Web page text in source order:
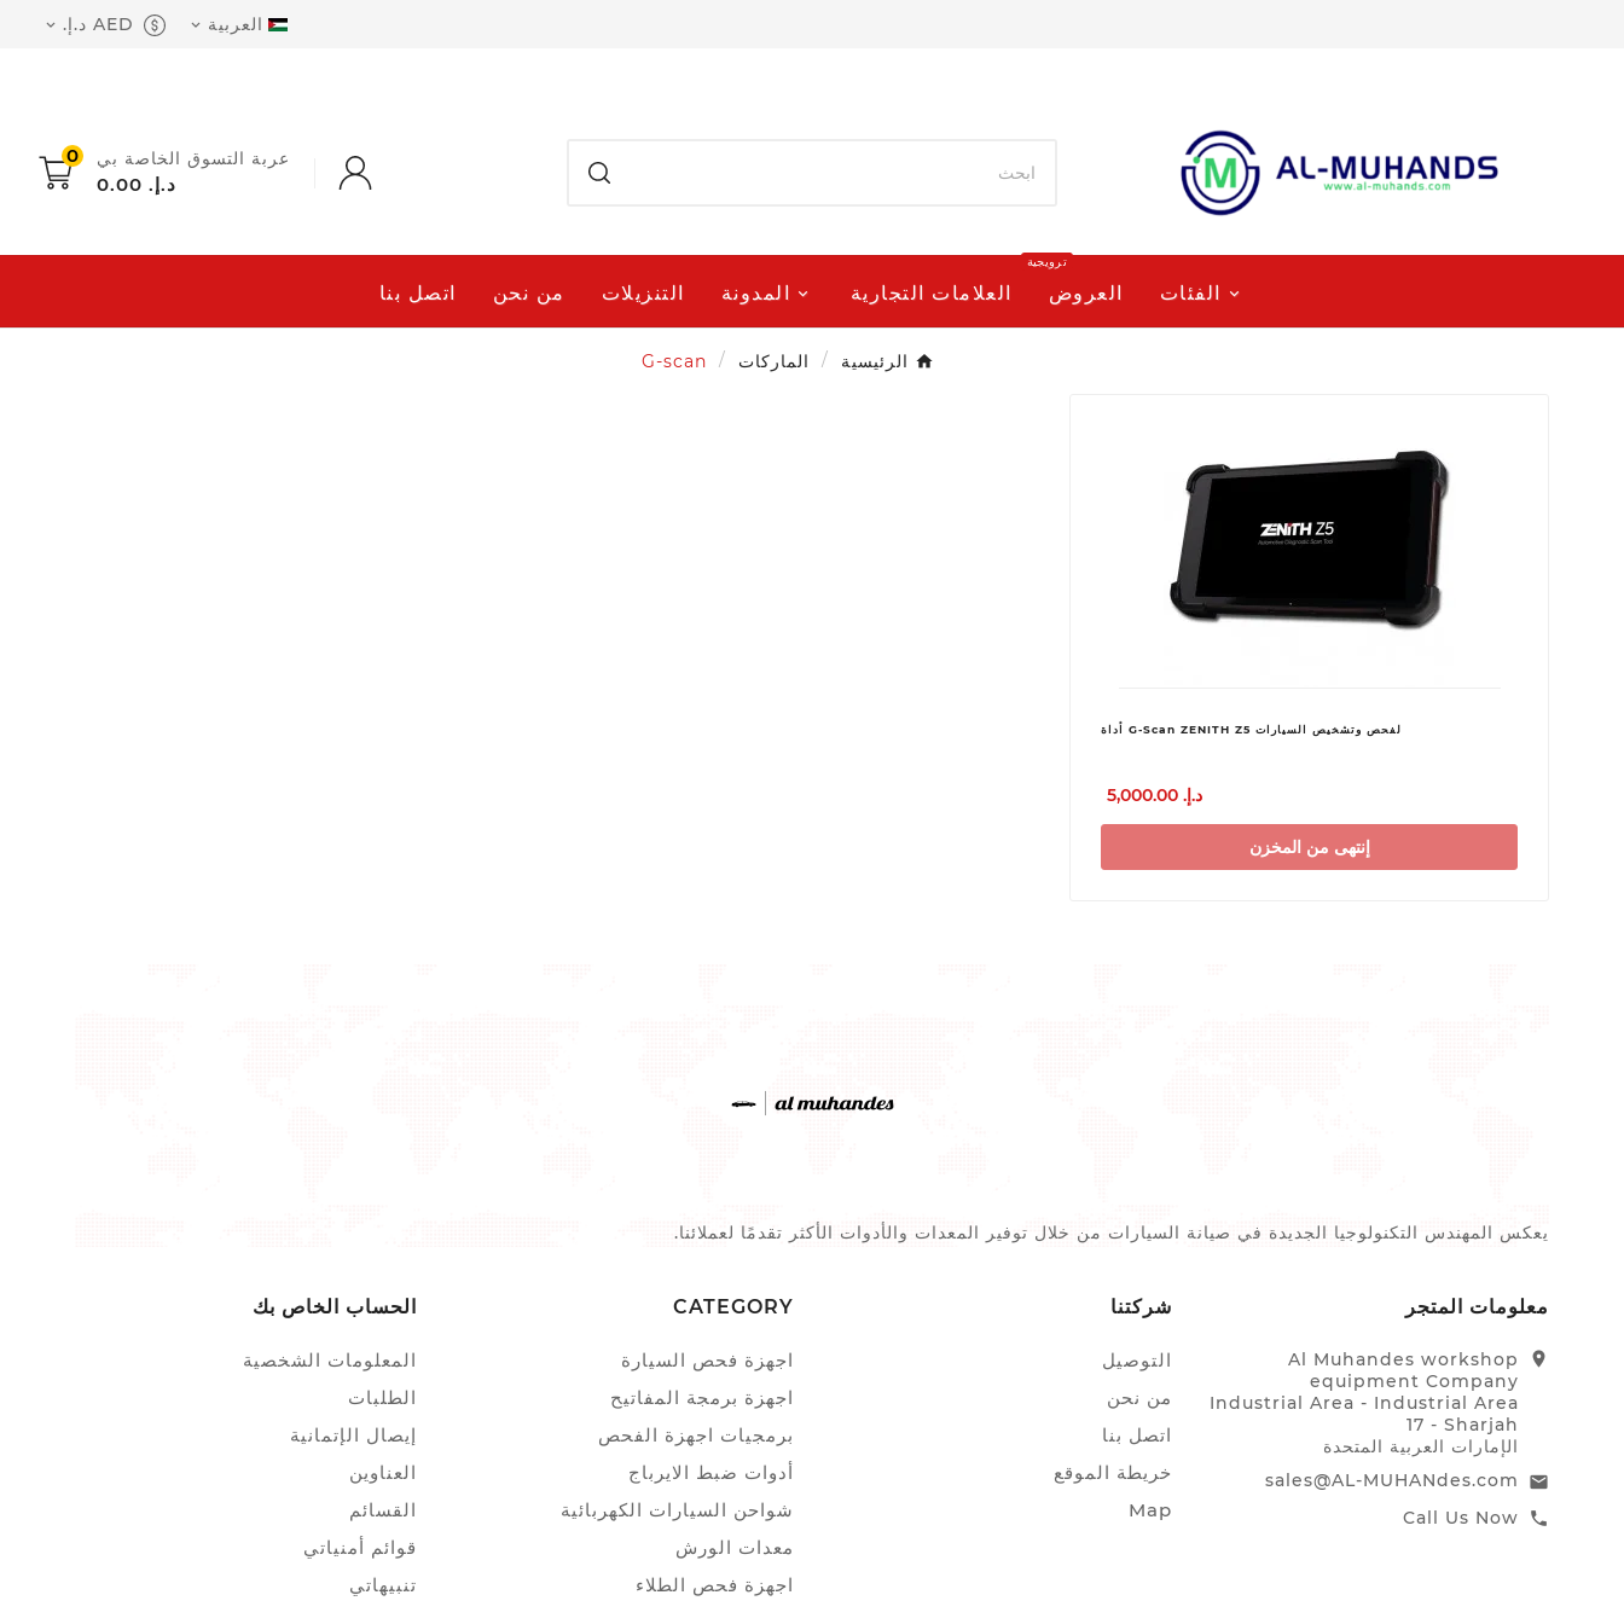
‫العربية  AED د.إ.‏ 
0 عربة التسوق الخاصة بي
0.00 د.إ.‏
الفئات العروض
ترويجية
العلامات التجارية المدونة التنزيلات من نحن اتصل بنا
الرئيسية الماركات G-scan
أداة G-Scan ZENITH Z5 لفحص وتشخيص السيارات
5,000.00 د.إ.‏
إنتهى من المخزن
يعكس المهندس التكنولوجيا الجديدة في صيانة السيارات من خلال توفير المعدات والأدوات الأكثر تقدمًا لعملائنا.
معلومات المتجر
location_on
Al Muhandes workshop
equipment Company
Industrial Area - Industrial Area
17 - Sharjah
الإمارات العربية المتحدة
email
sales@AL-MUHANdes.com
call
Call Us Now
شركتنا
التوصيل
من نحن
اتصل بنا
خريطة الموقع
Map
CATEGORY
اجهزة فحص السيارة
اجهزة برمجة المفاتيح
برمجيات اجهزة الفحص
أدوات ضبط الايرباج
شواحن السيارات الكهربائية
معدات الورش
اجهزة فحص الطلاء
الحساب الخاص بك
المعلومات الشخصية
الطلبات
إيصال الإتمانية
العناوين
القسائم
قوائم أمنياتي
تنبيهاتي